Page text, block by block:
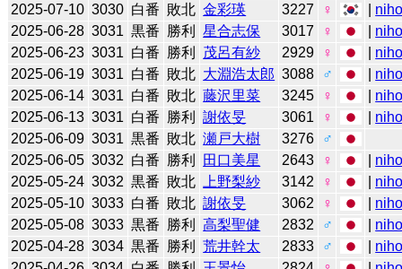
2025-07-10 3030 白番 敗北 金彩瑛 3227 ♀
2025-06-28 3031 黒番 勝利 星合志保 3017 ♀
2025-06-23 3031 白番 勝利 茂呂有紗 2929 ♀
2025-06-19 3031 白番 敗北 大淵浩太郎 3088 ♂
2025-06-14 3031 白番 敗北 藤沢里菜 3245 ♀
2025-06-13 3031 白番 勝利 謝依旻 3061 ♀
2025-06-09 3031 黒番 敗北 瀬戸大樹 3276
♂
2025-06-05 3032 白番 勝利 田口美星 2643 ♀
2025-05-24 3032 黒番 敗北 上野梨紗 3142 ♀
2025-05-10 3033 白番 敗北 謝依旻 3062 ♀
2025-05-08 3033 黒番 勝利 高梨聖健 2832 ♂
2025-04-28 3034 黒番 勝利 荒井幹太 2833 ♂